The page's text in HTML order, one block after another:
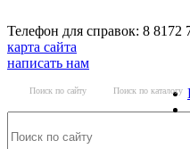
Телефон для справок: 8
карта сайта
написать нам
Поиск по сайту Поиск по каталогу